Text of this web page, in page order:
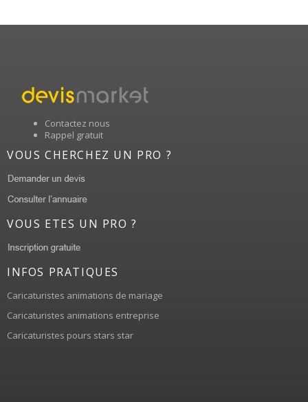
Contactez nous
Rappel gratuit
VOUS CHERCHEZ UN PRO ?
VOUS ETES UN PRO ?
INFOS PRATIQUES
Caricaturistes animations de mariage
Caricaturistes animations entreprise
Caricaturistes pours stars star